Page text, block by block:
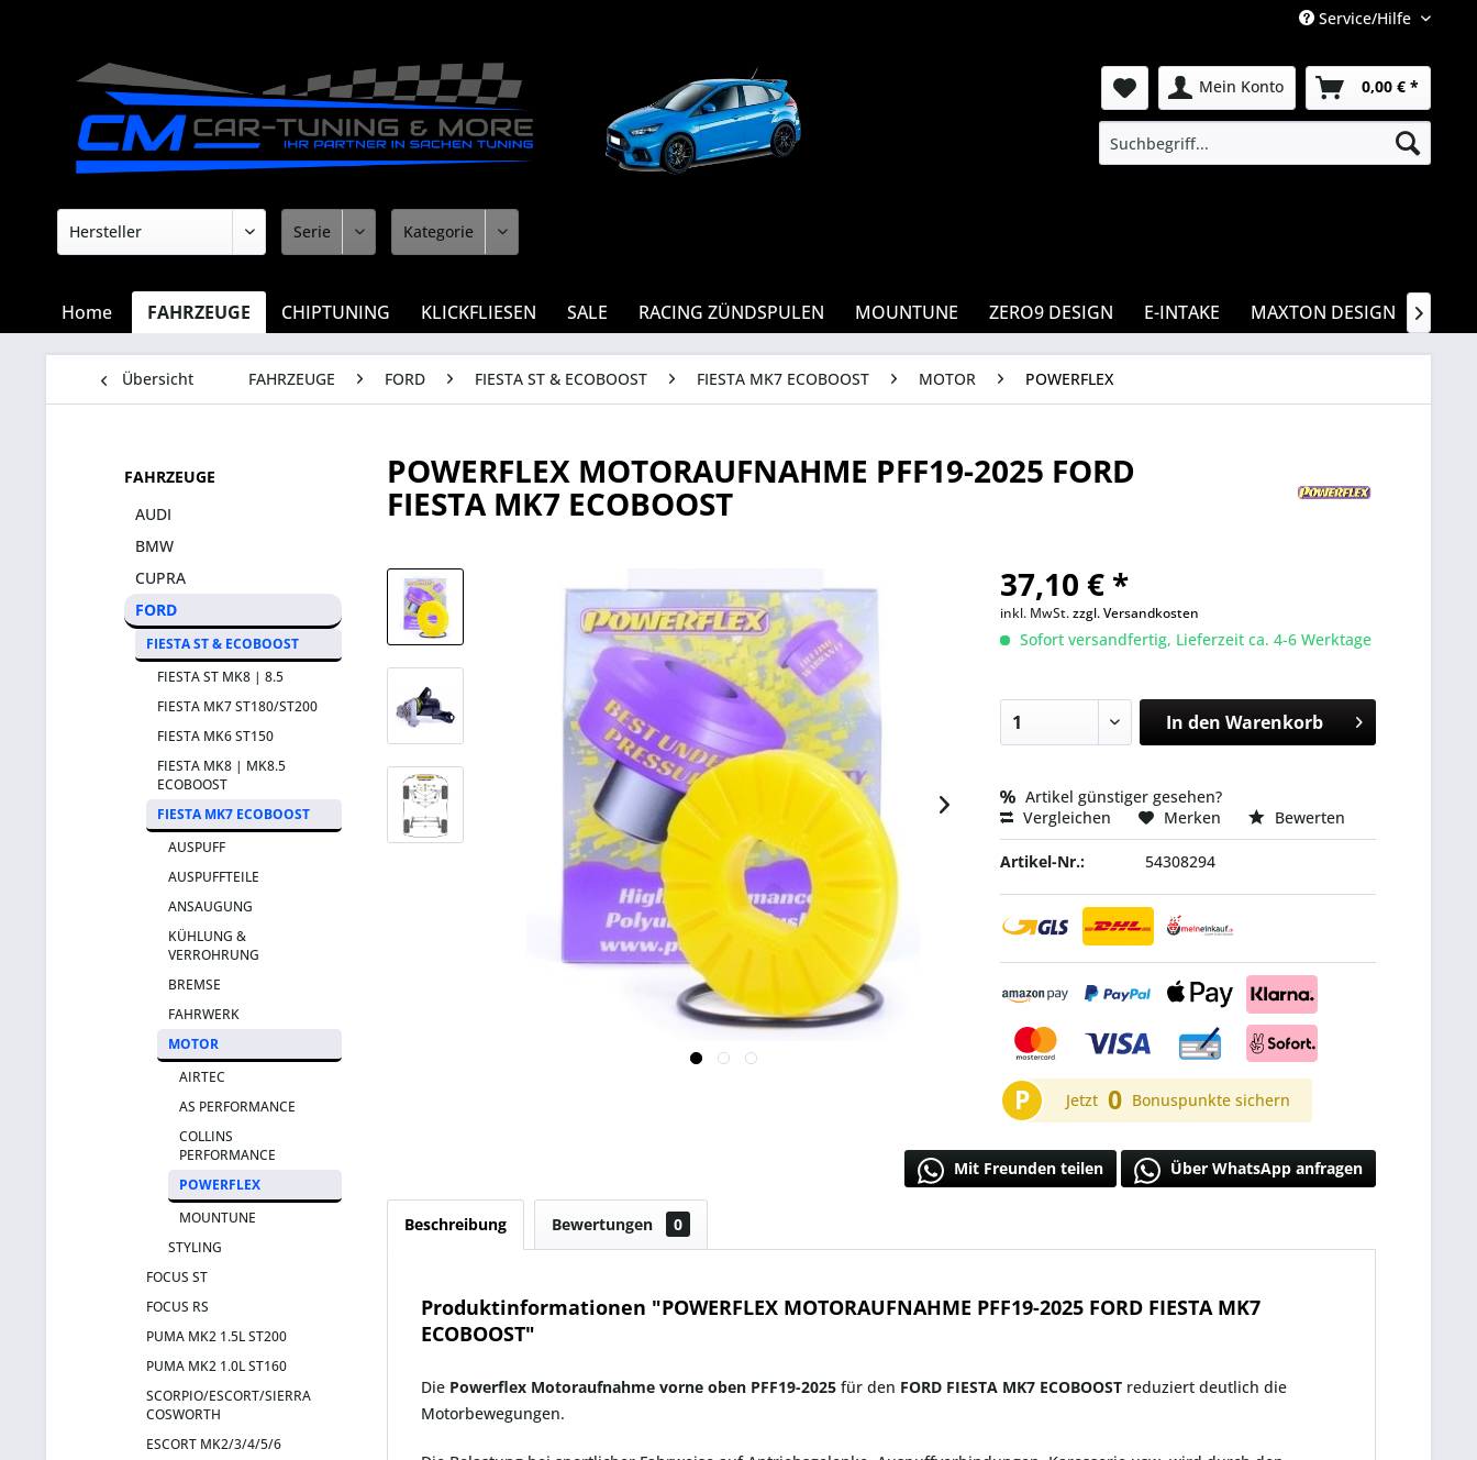
Service/Hilfe
Mein Konto 0,00 € *
Home FAHRZEUGE CHIPTUNING KLICKFLIESEN SALE RACING ZÜNDSPULEN MOUNTUNE ZERO9 DESIGN E-INTAKE MAXTON DESIGN 
Übersicht FAHRZEUGE FORD FIESTA ST & ECOBOOST FIESTA MK7 ECOBOOST MOTOR POWERFLEX
FAHRZEUGE
AUDI
BMW
CUPRA
FORD
FIESTA ST & ECOBOOST
FIESTA ST MK8 | 8.5
FIESTA MK7 ST180/ST200
FIESTA MK6 ST150
FIESTA MK8 | MK8.5
ECOBOOST
FIESTA MK7 ECOBOOST
AUSPUFF
AUSPUFFTEILE
ANSAUGUNG
KÜHLUNG &
VERROHRUNG
BREMSE
FAHRWERK
MOTOR
AIRTEC
AS PERFORMANCE
COLLINS
PERFORMANCE
POWERFLEX
MOUNTUNE
STYLING
FOCUS ST
FOCUS RS
PUMA MK2 1.5L ST200
PUMA MK2 1.0L ST160
SCORPIO/ESCORT/SIERRA
COSWORTH
ESCORT MK2/3/4/5/6
POWERFLEX MOTORAUFNAHME PFF19-2025 FORD
FIESTA MK7 ECOBOOST
37,10 € *
inkl. MwSt.zzgl. Versandkosten
Sofort versandfertig, Lieferzeit ca. 4-6 Werktage
In den Warenkorb
Artikel günstiger gesehen?
Vergleichen
Merken Bewerten
Artikel-Nr.: 54308294
P Jetzt 0 Bonuspunkte sichern
Mit Freunden teilen Über WhatsApp anfragen
Beschreibung Bewertungen 0
Produktinformationen "POWERFLEX MOTORAUFNAHME PFF19-2025 FORD FIESTA MK7
ECOBOOST"
Die Powerflex Motoraufnahme vorne oben PFF19-2025 für den FORD FIESTA MK7 ECOBOOST reduziert deutlich die
Motorbewegungen.